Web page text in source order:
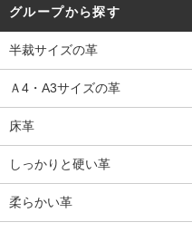
グループから探す
半裁サイズの革
Ａ4・A3サイズの革
床革
しっかりと硬い革
柔らかい革